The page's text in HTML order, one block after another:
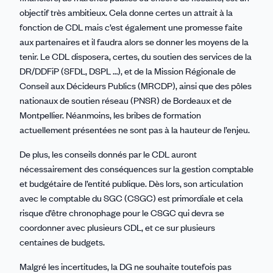
objectif très ambitieux. Cela donne certes un attrait à la
fonction de CDL mais c’est également une promesse faite
aux partenaires et il faudra alors se donner les moyens de la
tenir. Le CDL disposera, certes, du soutien des services de la
DR/DDFiP (SFDL, DSPL …), et de la Mission Régionale de
Conseil aux Décideurs Publics (MRCDP), ainsi que des pôles
nationaux de soutien réseau (PNSR) de Bordeaux et de
Montpellier. Néanmoins, les bribes de formation
actuellement présentées ne sont pas à la hauteur de l’enjeu.
De plus, les conseils donnés par le CDL auront
nécessairement des conséquences sur la gestion comptable
et budgétaire de l’entité publique. Dès lors, son articulation
avec le comptable du SGC (CSGC) est primordiale et cela
risque d’être chronophage pour le CSGC qui devra se
coordonner avec plusieurs CDL, et ce sur plusieurs
centaines de budgets.
Malgré les incertitudes, la DG ne souhaite toutefois pas